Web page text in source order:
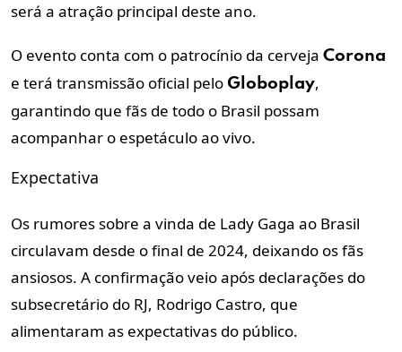
será a atração principal deste ano.
O evento conta com o patrocínio da cerveja Corona
e terá transmissão oficial pelo Globoplay,
garantindo que fãs de todo o Brasil possam
acompanhar o espetáculo ao vivo.
Expectativa
Os rumores sobre a vinda de Lady Gaga ao Brasil
circulavam desde o final de 2024, deixando os fãs
ansiosos. A confirmação veio após declarações do
subsecretário do RJ, Rodrigo Castro, que
alimentaram as expectativas do público.